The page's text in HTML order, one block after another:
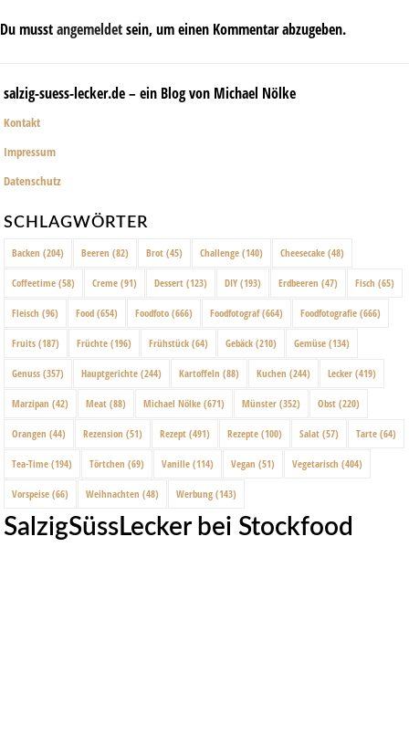
Du musstangemeldetsein, um einen Kommentar abzugeben.
salzig-suess-lecker.de – ein Blog von Michael Nölke
Kontakt
Impressum
Datenschutz
SCHLAGWÖRTER
Backen (204) Beeren (82) Brot (45) Challenge (140) Cheesecake (48)
Coffeetime (58) Creme (91) Dessert (123) DIY (193) Erdbeeren (47) Fisch (65)
Fleisch (96) Food (654) Foodfoto (666) Foodfotograf(664) Foodfotografie (666)
Fruits (187) Früchte (196) Frühstück (64) Gebäck (210) Gemüse (134)
Genuss (357) Hauptgerichte (244) Kartoffeln (88) Kuchen (244) Lecker (419)
Marzipan (42) Meat (88) Michael Nölke (671) Münster (352) Obst (220)
Orangen (44) Rezension (51) Rezept (491) Rezepte (100) Salat (57) Tarte (64)
Tea-Time (194) Törtchen (69) Vanille (114) Vegan (51) Vegetarisch (404)
Vorspeise (66) Weihnachten (48) Werbung (143)
SalzigSüssLecker bei Stockfood